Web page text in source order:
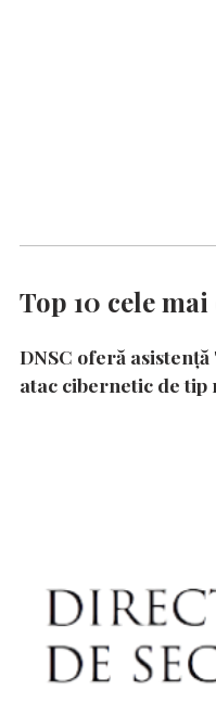
Top 10 cele
DNSC oferă
atac cibernetic de tip